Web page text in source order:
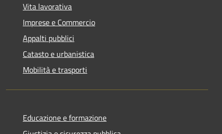
Vita lavorativa
Imprese e Commercio
Appalti pubblici
Catasto e urbanistica
Mobilità e trasporti
Educazione e formazione